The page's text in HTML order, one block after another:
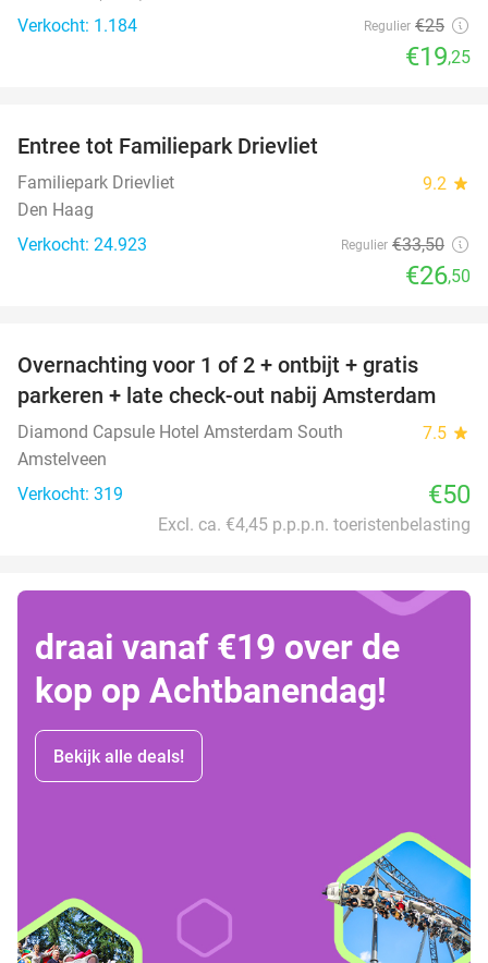
Verkocht: 1.184
Regulier €25
€19,25
Entree tot Familiepark Drievliet
Familiepark Drievliet 9.2 star
Den Haag
Verkocht: 24.923
Regulier €33,50
€26,50
Overnachting voor 1 of 2 + ontbijt + gratis
parkeren + late check-out nabij Amsterdam
Diamond Capsule Hotel Amsterdam South 7.5 star
Amstelveen
Verkocht: 319
€50
Excl. ca. €4,45 p.p.p.n. toeristenbelasting
draai vanaf €19 over de
kop op Achtbanendag!
Bekijk alle deals!